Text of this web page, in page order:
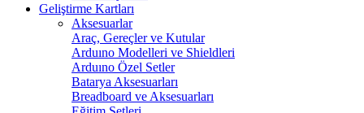
Geliştirme Kartları
Aksesuarlar
Araç, Gereçler ve Kutular
Arduıno Modelleri ve Shieldleri
Arduıno Özel Setler
Batarya Aksesuarları
Breadboard ve Aksesuarları